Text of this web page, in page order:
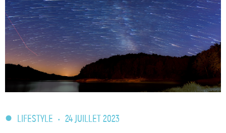
LIFESTYLE • 24 JUILLET 2023